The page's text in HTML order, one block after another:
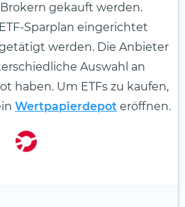
gekauft werden.
Sparplan eingerichtet
werden. Die Anbieter
Auswahl an
haben. Um ETFs zu kaufen,
Wertpapierdepot eröffnen.